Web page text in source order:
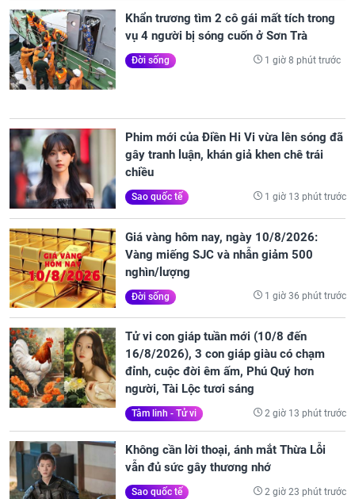
Khẩn trương tìm 2 cô gái mất tích trong
vụ 4 người bị sóng cuốn ở Sơn Trà
Đời sống 1 giờ 8 phút trước
Phim mới của Điền Hi Vi vừa lên sóng đã
gây tranh luận, khán giả khen chê trái
chiều
Sao quốc tế 1 giờ 13 phút trước
Giá vàng hôm nay, ngày 10/8/2026:
Vàng miếng SJC và nhẫn giảm 500
nghìn/lượng
Đời sống 1 giờ 36 phút trước
Tử vi con giáp tuần mới (10/8 đến
16/8/2026), 3 con giáp giàu có chạm
đỉnh, cuộc đời êm ấm, Phú Quý hơn
người, Tài Lộc tươi sáng
Tâm linh - Tử vi 2 giờ 13 phút trước
Không cần lời thoại, ánh mắt Thừa Lỗi
vẫn đủ sức gây thương nhớ
Sao quốc tế 2 giờ 23 phút trước